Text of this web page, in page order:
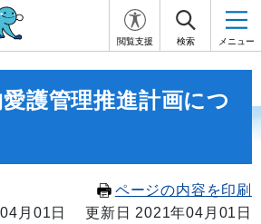
閲覧支援 検索 メニュー
護管理推進計画につ
ページの内容を印刷
月01日
更新日 2021年04月01日